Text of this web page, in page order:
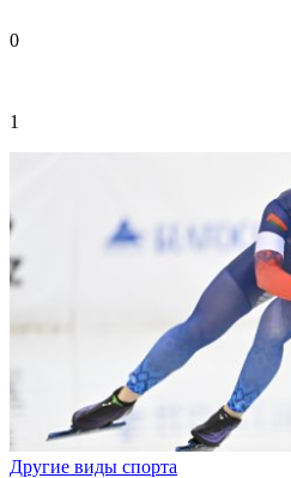
0
1
Другие виды спорта